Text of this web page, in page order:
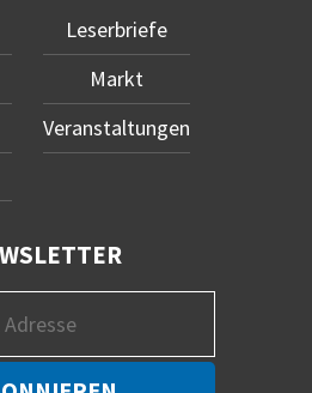
Leserbriefe
Markt
Veranstaltungen